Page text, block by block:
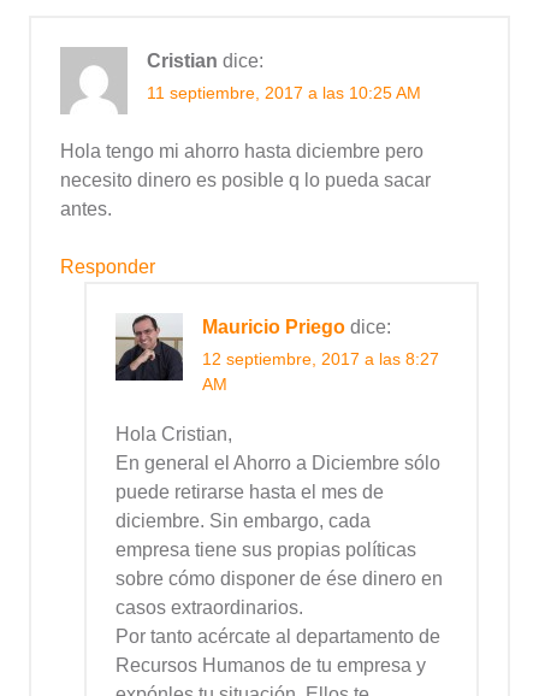
Cristian dice:
11 septiembre, 2017 a las 10:25 AM
Hola tengo mi ahorro hasta diciembre pero
necesito dinero es posible q lo pueda sacar
antes.
Responder
Mauricio Priego dice:
12 septiembre, 2017 a las 8:27
AM
Hola Cristian,
En general el Ahorro a Diciembre sólo
puede retirarse hasta el mes de
diciembre. Sin embargo, cada
empresa tiene sus propias políticas
sobre cómo disponer de ése dinero en
casos extraordinarios.
Por tanto acércate al departamento de
Recursos Humanos de tu empresa y